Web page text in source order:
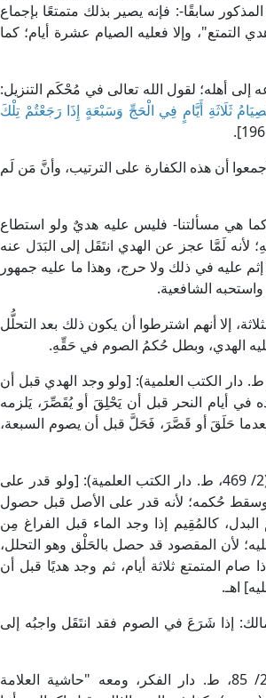
سابقًا-: فإنه يصير بذلك متمتعًا بإجماع
وإلا فعليه الصيام عشرة أيام؛ كما
أهله؛ لقول الله تعالى في مُحْكَم التنزيل:
ثَلَاثَةِ أَيَّامٍ فِي الْحَجِّ وَسَبْعَةٍ إِذَا رَجَعْتُمْ تِلْكَ
(2/ 132، ط. دار الحديث): [وأجمعوا أن هذه الكفارة على الترتيب، وأنَّ مَن لَم
-كما هي مسألتنا- فليس عليه هديٌ ولو استطاع
لَمَّا عجز عن الهدي انتَقَل إلى البَدَل عنه
إثم عليه في ذلك ولا حرج، وهذا ما عليه جمهور
واستحبه الشافعية.
إلا أنهم اشترطوا أن يكون ذلك بعد التحلُّل
الهدي، وبطل حُكمُ الصوم في حَقِّهِ.
الإمام علاء الدين الكاساني الحنفي في "بدائع الصنائع" (2/ 174، ط. دار الكتب العلمية): [ولو وجد الهدي قبل أن
أيام النحر قبل أن يَحْلِقَ أو يُقَصِّرَ، يَلزمه
حَلَقَ أو قَصَّرَ، فَحَلَّ قبل أن يصوم السبعة،
وقال العلامة برهان الدين ابن مَازَه الحنفي في "المحيط البرهاني" (2/ 469، ط. دار الكتب العلمية): [ولو قدر على
وسقط حُكمه؛ لأنه قدر على الأصل قبل حصول
كالمُقِيم إذا وجد الماء قبل الفراغ مِن
لأن المقصود قد حصل بالحَلْق وهو التحلل،
المتمتع ثلاثة أيام، ثم وجد هديًا قبل أن
اهـ.
المالكي في "بداية المجتهد" (2/ 132): [قال مالك: إذا شَرَعَ في الصوم فقد انتَقَل واجبُه إلى
وقال العلامة أبو البَرَكَات الدَّرْدِير المالكي في "الشرح الكبير" (2/ 85، ط. دار الفكر، ومعه "حاشية العلامة